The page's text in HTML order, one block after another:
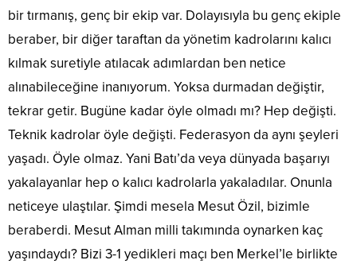
bir tırmanış, genç bir ekip var. Dolayısıyla bu genç ekiple
beraber, bir diğer taraftan da yönetim kadrolarını kalıcı
kılmak suretiyle atılacak adımlardan ben netice
alınabileceğine inanıyorum. Yoksa durmadan değiştir,
tekrar getir. Bugüne kadar öyle olmadı mı? Hep değişti.
Teknik kadrolar öyle değişti. Federasyon da aynı şeyleri
yaşadı. Öyle olmaz. Yani Batı’da veya dünyada başarıyı
yakalayanlar hep o kalıcı kadrolarla yakaladılar. Onunla
neticeye ulaştılar. Şimdi mesela Mesut Özil, bizimle
beraberdi. Mesut Alman milli takımında oynarken kaç
yaşındaydı? Bizi 3-1 yedikleri maçı ben Merkel’le birlikte